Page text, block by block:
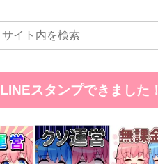
LINEスタンプできました！